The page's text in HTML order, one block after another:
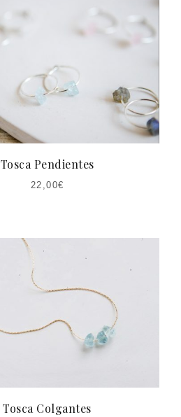
Tosca Pendientes
22,00€
Tosca Colgantes